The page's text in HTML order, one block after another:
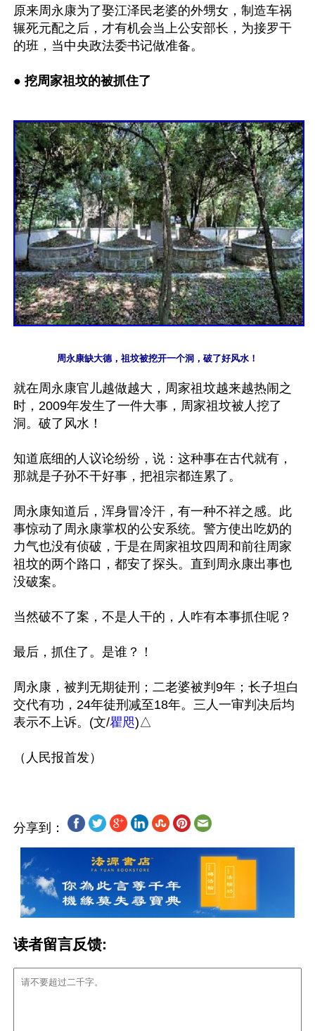
原来周永康为了娶江泽民老婆的外甥女，制造车祸
辗死元配之后，才有机会当上公安部长，为接罗干
的班，当中央政法委书记做准备。
● 挖周家祖坟的被抓住了
周永康缺大德，祖坟被挖开一个洞，破了好风水！
就在周永康官儿越做越大，周家祖坟越来越热闹之
时，2009年发生了一件大事，周家祖坟被人挖了
洞。破了风水！
知道底细的人议论纷纷，说：这种事在古代就有，
那就是子孙不干好事，把祖宗都连累了。
周永康知道后，浑身冒冷汗，有一种不祥之感。此
事惊动了周永康掌权的公安系统。警方使出吃奶的
力气也没有侦破，于是在周家祖坟四周和前往周家
祖坟的两个路口，都安了探头。直到周永康出事也
没破案。
当然破不了案，不是人干的，人咋有本事抓住呢？
最后，抓住了。是谁？！
周永康，被判无期徒刑；二老婆被判9年；长子坦白
交代有功，24年徒刑减至18年。三人一审判决后均
表示不上诉。(文/瞿咫)△
分享到：
读者留言反馈: